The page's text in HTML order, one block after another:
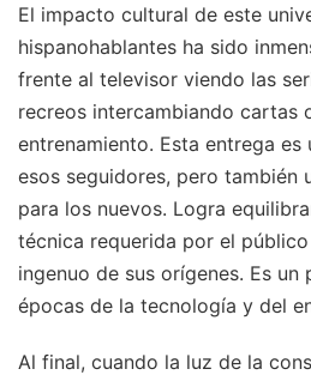
El impacto cultural de este
hispanohablantes ha sido
frente al televisor viendo las
recreos intercambiando cartas
entrenamiento. Esta entrega
esos seguidores, pero también
para los nuevos. Logra
técnica requerida por el
ingenuo de sus orígenes. Es un
épocas de la tecnología y del
Al final, cuando la luz de la